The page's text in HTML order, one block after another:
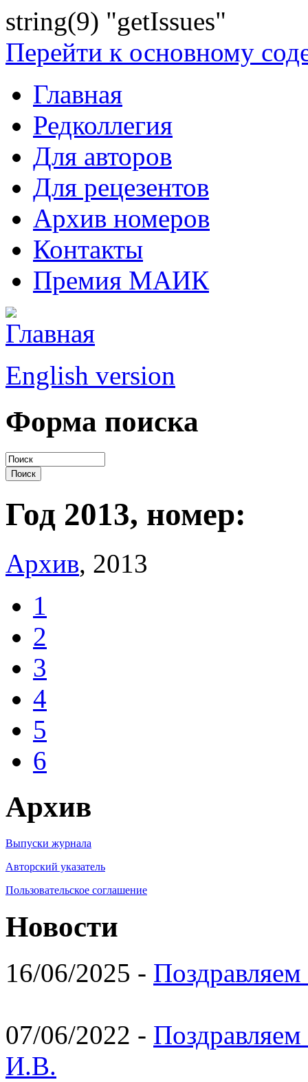
string(9) "getIssues"
Перейти к основному
Главная
Редколлегия
Для авторов
Для рецезентов
Архив номеров
Контакты
Премия МАИК
English version
Форма поиска
Год 2013, номер:
Архив, 2013
1
2
3
4
5
6
Архив
Выпуски журнала
Авторский указатель
Пользовательское соглашение
Новости
16/06/2025 -
07/06/2022 -
И.В.